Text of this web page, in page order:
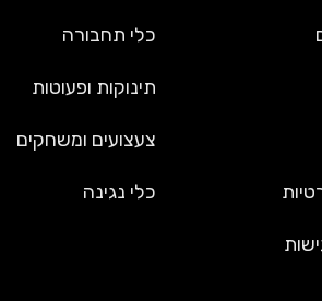
כלי תחבורה
תינוקות ופעוטות
צעצועים ומשחקים
כלי נגינה